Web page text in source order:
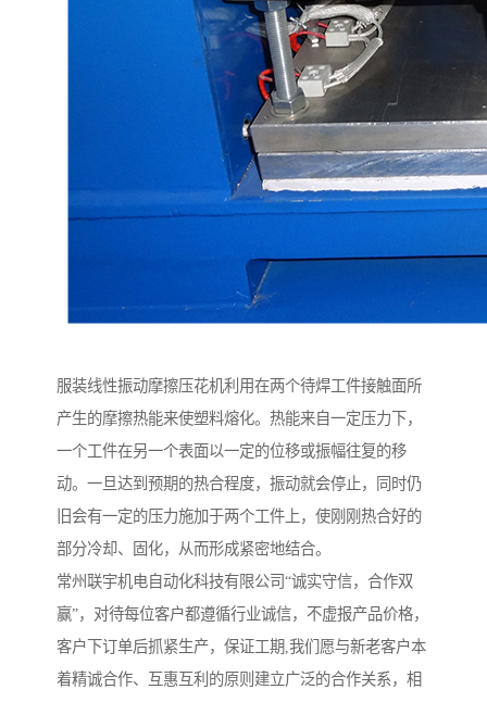
服装线性振动摩擦压花机利用在两个待焊工件接触面所
产生的摩擦热能来使塑料熔化。热能来自一定压力下，
一个工件在另一个表面以一定的位移或振幅往复的移
动。一旦达到预期的热合程度，振动就会停止，同时仍
旧会有一定的压力施加于两个工件上，使刚刚热合好的
部分冷却、固化，从而形成紧密地结合。
常州联宇机电自动化科技有限公司“诚实守信，合作双
赢”，对待每位客户都遵循行业诚信，不虚报产品价格，
客户下订单后抓紧生产，保证工期,我们愿与新老客户本
着精诚合作、互惠互利的原则建立广泛的合作关系，相